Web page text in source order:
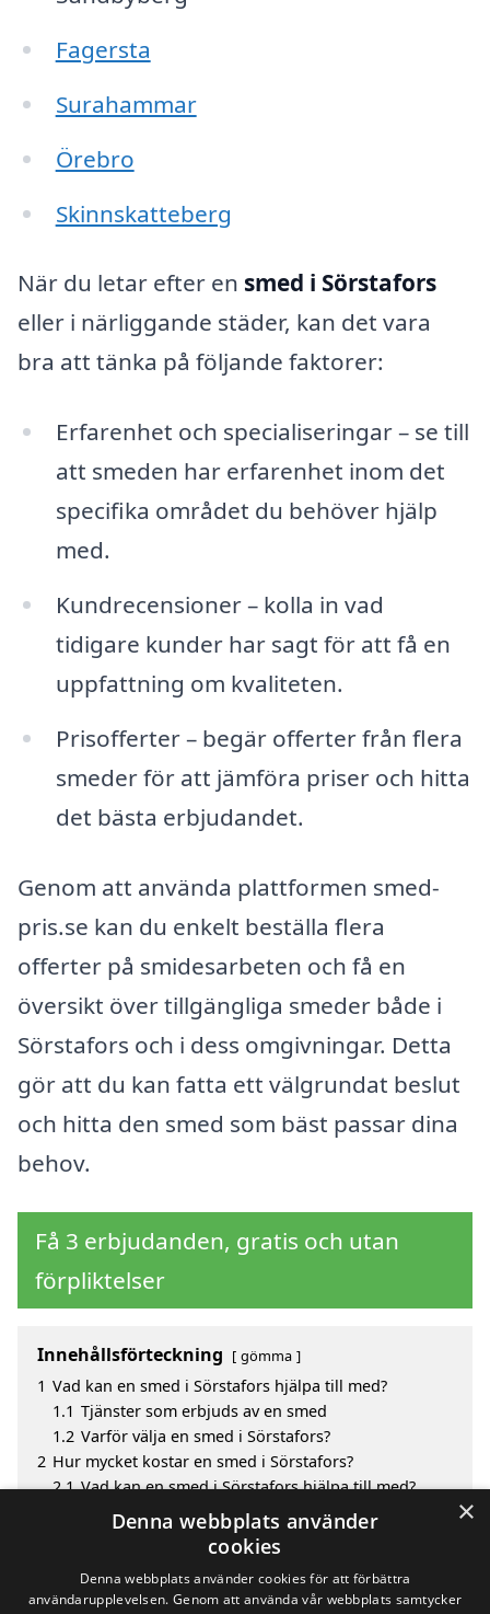
Fagersta
Surahammar
Örebro
Skinnskatteberg
När du letar efter en smed i Sörstafors
eller i närliggande städer, kan det vara
bra att tänka på följande faktorer:
Erfarenhet och specialiseringar – se till
att smeden har erfarenhet inom det
specifika området du behöver hjälp
med.
Kundrecensioner – kolla in vad
tidigare kunder har sagt för att få en
uppfattning om kvaliteten.
Prisofferter – begär offerter från flera
smeder för att jämföra priser och hitta
det bästa erbjudandet.
Genom att använda plattformen smed-
pris.se kan du enkelt beställa flera
offerter på smidesarbeten och få en
översikt över tillgängliga smeder både i
Sörstafors och i dess omgivningar. Detta
gör att du kan fatta ett välgrundat beslut
och hitta den smed som bäst passar dina
behov.
Få 3 erbjudanden, gratis och utan
förpliktelser
Innehållsförteckning gömma
1 Vad kan en smed i Sörstafors hjälpa till med?
1.1 Tjänster som erbjuds av en smed
1.2 Varför välja en smed i Sörstafors?
2 Hur mycket kostar en smed i Sörstafors?
2.1 Vad kan en smed i Sörstafors hjälpa till med?
Fördelar med att välja smed i Sörstafors
Sök efter en skicklig smed i de omgivande städerna
×
Denna webbplats använder
cookies
Denna webbplats använder cookies för att förbättra
användarupplevelsen. Genom att använda vår webbplats samtycker